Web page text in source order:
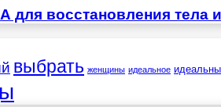
для восстановления тела
выбрать женщины идеальное